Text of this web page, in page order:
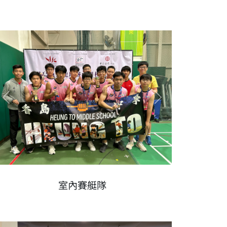
Previous Next
室內賽艇隊